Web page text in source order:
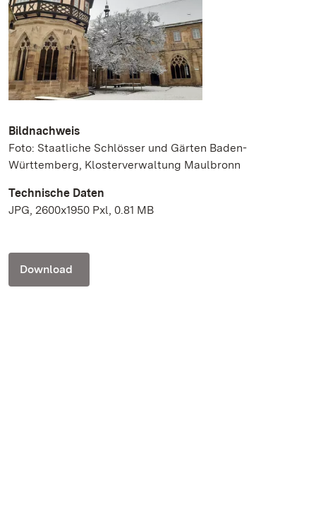
Bildnachweis
Foto: Staatliche Schlösser und Gärten Baden-
Württemberg, Klosterverwaltung Maulbronn
Technische Daten
JPG, 2600x1950 Pxl, 0.81 MB
Download